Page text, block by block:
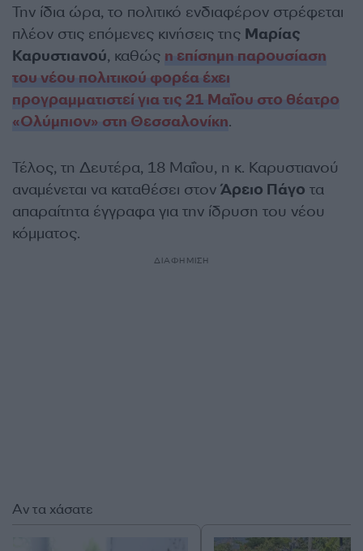
Την ίδια ώρα, το πολιτικό ενδιαφέρον στρέφεται
πλέον στις επόμενες κινήσεις της Μαρίας
Καρυστιανού, καθώς η επίσημη παρουσίαση
του νέου πολιτικού φορέα έχει
προγραμματιστεί για τις 21 Μαΐου στο θέατρο
«Ολύμπιον» στη Θεσσαλονίκη.
Τέλος, τη Δευτέρα, 18 Μαΐου, η κ. Καρυστιανού
αναμένεται να καταθέσει στον Άρειο Πάγο τα
απαραίτητα έγγραφα για την ίδρυση του νέου
κόμματος.
ΔΙΑΦΗΜΙΣΗ
Αν τα χάσατε